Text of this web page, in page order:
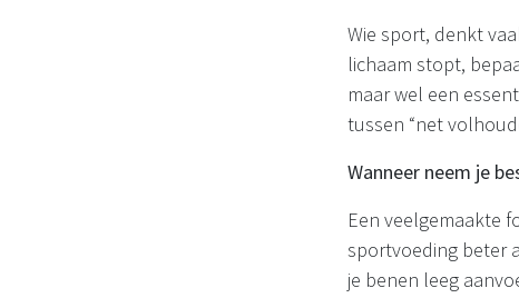
Wie sport, denkt
lichaam stopt,
maar wel een
tussen “net
Wanneer neem je
Een veelgemaakte
sportvoeding beter
je benen leeg